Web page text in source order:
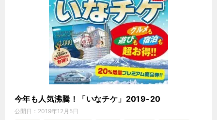
今年も人気沸騰！「いなチケ」2019-20
公開日： 2019年12月5日